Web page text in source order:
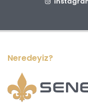
Neredeyiz?